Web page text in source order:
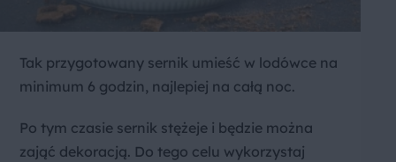
Tak przygotowany sernik umieść w lodówce na
minimum 6 godzin, najlepiej na całą noc.
Po tym czasie sernik stężeje i będzie można
zająć dekoracją. Do tego celu wykorzystaj